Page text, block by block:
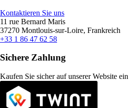
Kontaktieren Sie uns
11 rue Bernard Maris
37270 Montlouis-sur-Loire, Frankreich
+33 1 86 47 62 58
Sichere Zahlung
Kaufen Sie sicher auf unserer Website ein